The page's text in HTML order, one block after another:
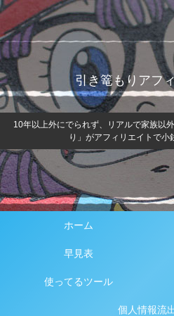
引き篭もりアフ
10年以上外にでられず、リアルで家族以
り」がアフィリエイトで小
ホーム
早見表
使ってるツール
個人情報流